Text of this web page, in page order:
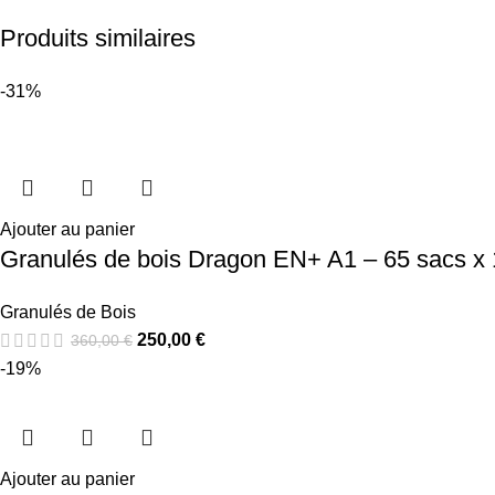
Produits similaires
-31%
Ajouter au panier
Granulés de bois Dragon EN+ A1 – 65 sacs x
Granulés de Bois
360,00€ 250,00 €
-19%
Ajouter au panier